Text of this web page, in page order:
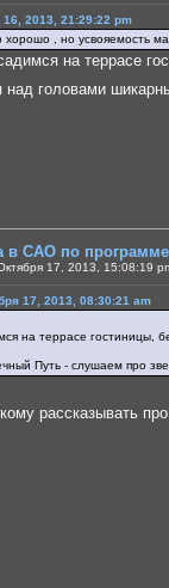
16, 2013, 21:29:22 pm
хорошо , но
на террасе
над головами
в САО по
17, 2013, 15:08:19
17, 2013, 08:30:21 am
на террасе гостиницы,
Путь - слушаем про
рассказывать